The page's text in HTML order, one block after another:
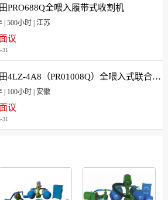
PRO688Q全喂入履带式收割机
| 500小时 | 江苏
议
31
久保田4LZ-4A8（PR01008Q）全喂入式联合收割机
| 100小时 | 安徽
议
31